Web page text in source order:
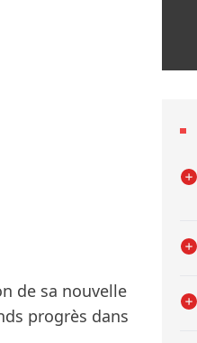
de sa nouvelle
progrès dans